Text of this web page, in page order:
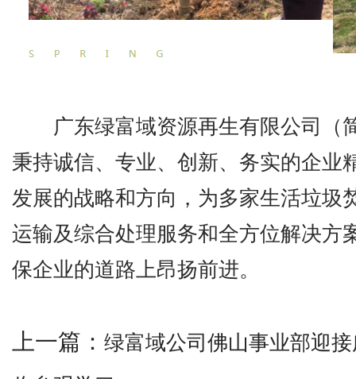
广东绿富域资源再生有限公司（
秉持诚信、专业、创新、务实的企业
发展的战略和方向，为多家生活垃圾
运输及综合处理服务和全方位解决方
保企业的道路上昂扬前进。
上一篇： 绿富域公司佛山事业部迎